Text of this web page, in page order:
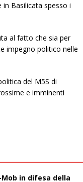
in Basilicata spesso i
al fatto che sia per
impegno politico nelle
del M5S di
e imminenti
Mob in difesa della